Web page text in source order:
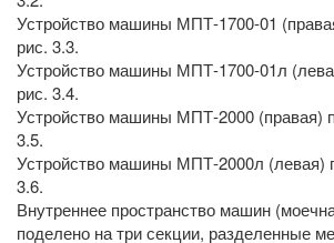
Устройство машины МПТ-1700-01
рис. 3.3.
Устройство машины МПТ-1700-01л
рис. 3.4.
Устройство машины МПТ-2000 (правая)
3.5.
Устройство машины МПТ-2000л (левая)
3.6.
Внутреннее пространство машин
поделено на три секции, разделенные